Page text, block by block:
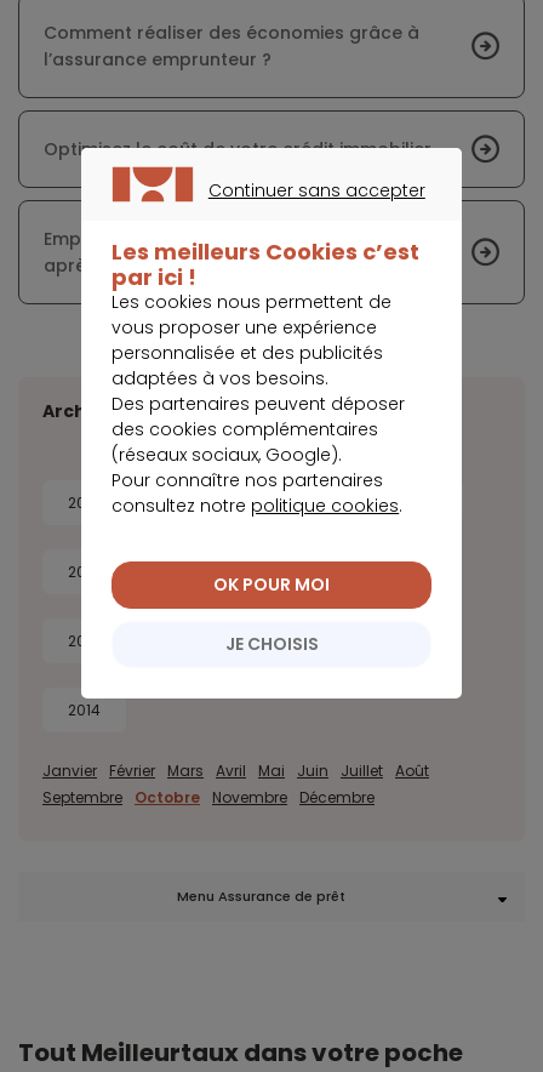
Comment réaliser des économies grâce à
l’assurance emprunteur ?
Optimisez le coût de votre crédit immobilier
Emprunter à des conditions intéressantes
après 60 ans
Archives
2026 2025 2024
2022 2019
2018 2016
2014
Janvier Février Mars Avril Mai Juin Juillet Août
Septembre
Octobre Novembre Décembre
Menu Assurance de prêt
Tout Meilleurtaux dans votre poche
Continuer sans accepter
Les meilleurs Cookies c’est
par ici !
Les cookies nous permettent de
vous proposer une expérience
personnalisée et des publicités
adaptées à vos besoins.
Des partenaires peuvent déposer
des cookies complémentaires
(réseaux sociaux, Google).
Pour connaître nos partenaires
consultez notre politique cookies.
JE CHOISIS
OK POUR MOI